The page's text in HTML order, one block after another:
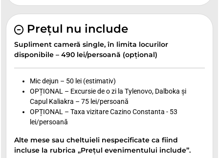
Prețul nu include
Supliment cameră single, în limita locurilor
disponibile – 490 lei/persoană (opțional)
Mic dejun – 50 lei (estimativ)
OPȚIONAL – Excursie de o zi la Tylenovo, Dalboka și
Capul Kaliakra – 75 lei/persoană
OPȚIONAL – Taxa vizitare Cazino Constanta - 53
lei/persoană
Alte mese sau cheltuieli nespecificate ca fiind
incluse la rubrica „Prețul evenimentului include”.